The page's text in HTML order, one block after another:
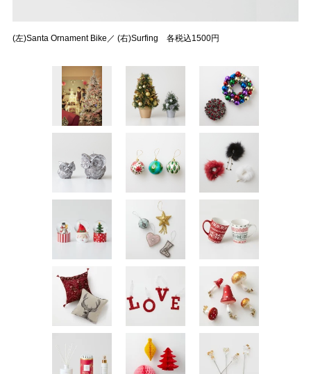
(左)Santa Ornament Bike／ (右)Surfing 各税込1500円